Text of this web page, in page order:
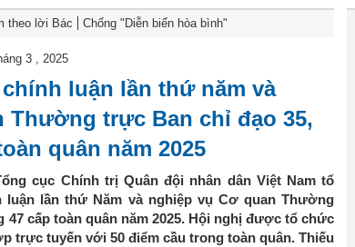
theo lời Bác Chống "Diễn biến hòa bình"
3 , 2025
luận lần thứ năm và
Thường trực Ban chỉ đạo 35,
quân năm 2025
cục Chính trị Quân đội nhân dân Việt Nam tổ
lần thứ Năm và nghiệp vụ Cơ quan Thường
cấp toàn quân năm 2025. Hội nghị được tổ chức
trực tuyến với 50 điểm cầu trong toàn quân. Thiếu